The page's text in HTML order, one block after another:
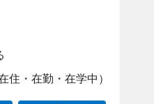
住・在勤・在学中）